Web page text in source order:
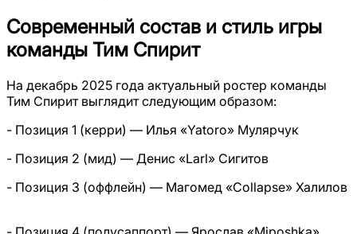
Современный состав и стиль игры
команды Тим Спирит
На декабрь 2025 года актуальный ростер команды
Тим Спирит выглядит следующим образом:
- Позиция 1 (керри) — Илья «Yatoro» Мулярчук
- Позиция 2 (мид) — Денис «Larl» Сигитов
- Позиция 3 (оффлейн) — Магомед «Collapse» Халилов